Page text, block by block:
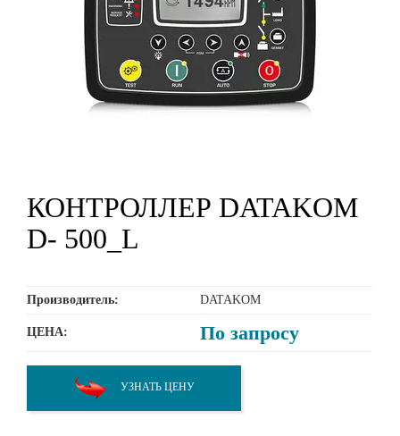
КОНТРОЛЛЕР DATAKOM
D- 500_L
Производитель: DATAKOM
ЦЕНА: По запросу
УЗНАТЬ ЦЕНУ